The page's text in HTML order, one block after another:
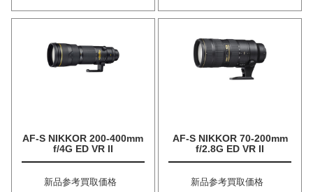
AF-S NIKKOR 200-400mm
f/4G ED VR II
新品参考買取価格
AF-S NIKKOR 70-200mm
f/2.8G ED VR II
新品参考買取価格